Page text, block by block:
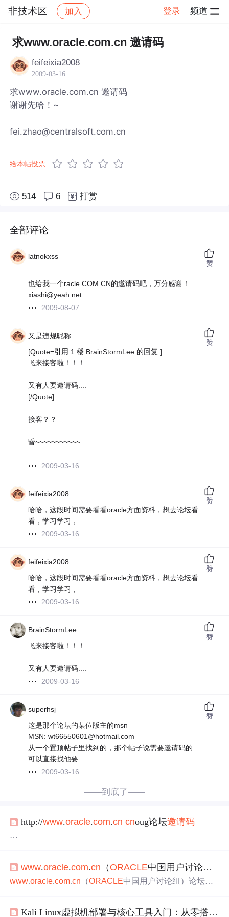
非技术区 加入 登录 频道
社区 非技术区
求www.oracle.com.cn 邀请码
feifeixia2008
2009-03-16
求www.oracle.com.cn 邀请码
谢谢先哈！~
fei.zhao@centralsoft.com.cn
给本帖投票
514 6 打赏
全部评论
latnokxss
也给我一个racle.COM.CN的邀请码吧，万分感谢！
xiashi@yeah.net
2009-08-07
赞
又是违规昵称
[Quote=引用 1 楼 BrainStormLee 的回复:]
飞来接客啦！！！
又有人要邀请码....
[/Quote]
接客？？
昏~~~~~~~~~~~
2009-03-16
赞
feifeixia2008
哈哈，这段时间需要看看oracle方面资料，想去论坛看
看，学习学习，
2009-03-16
赞
feifeixia2008
哈哈，这段时间需要看看oracle方面资料，想去论坛看
看，学习学习，
2009-03-16
赞
BrainStormLee
飞来接客啦！！！
又有人要邀请码....
2009-03-16
赞
superhsj
这是那个论坛的某位版主的msn
MSN: wt66550601@hotmail.com
从一个置顶帖子里找到的，那个帖子说需要邀请码的
可以直接找他要
2009-03-16
赞
——到底了——
http://www.oracle.com.cn cnoug论坛邀请码
www.oracle.com.cn （ ORACLE中国用户讨论组）论坛又上不了了，郁闷！！！！
www.oracle.com.cn （ORACLE中国用户讨论组）论坛又
几个月，去ITPUB的时间就多了一些，也基本上每天去yan
Kali Linux虚拟机部署与核心工具入门：从零搭建网络安全实验环境